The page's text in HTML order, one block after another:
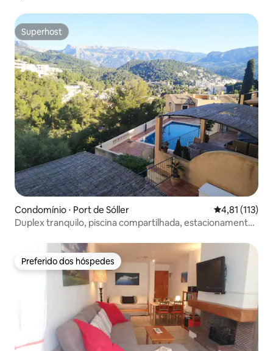
Superhost
Superhost
Condomínio ⋅ Port de Sóller 4,81 de uma
4,81 (113)
Duplex tranquilo, piscina compartilhada, estacionamento
Preferido dos hóspedes
Preferido dos hóspedes